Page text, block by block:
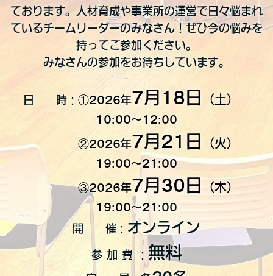
ております。
人材育成や事業所の運営で日々悩まれ
ているチームリーダーのみなさん！ぜひ今の悩みを
持ってご参加ください。
みなさんの参加をお待ちしています。
日 時： ①2026年7月18日 （土）
10:00〜12:00
②2026年7月21日 （火）
19:00〜21:00
③2026年7月30日 （木）
19:00〜21 :00
開 催： オンライン
参 加 費 ： 無料